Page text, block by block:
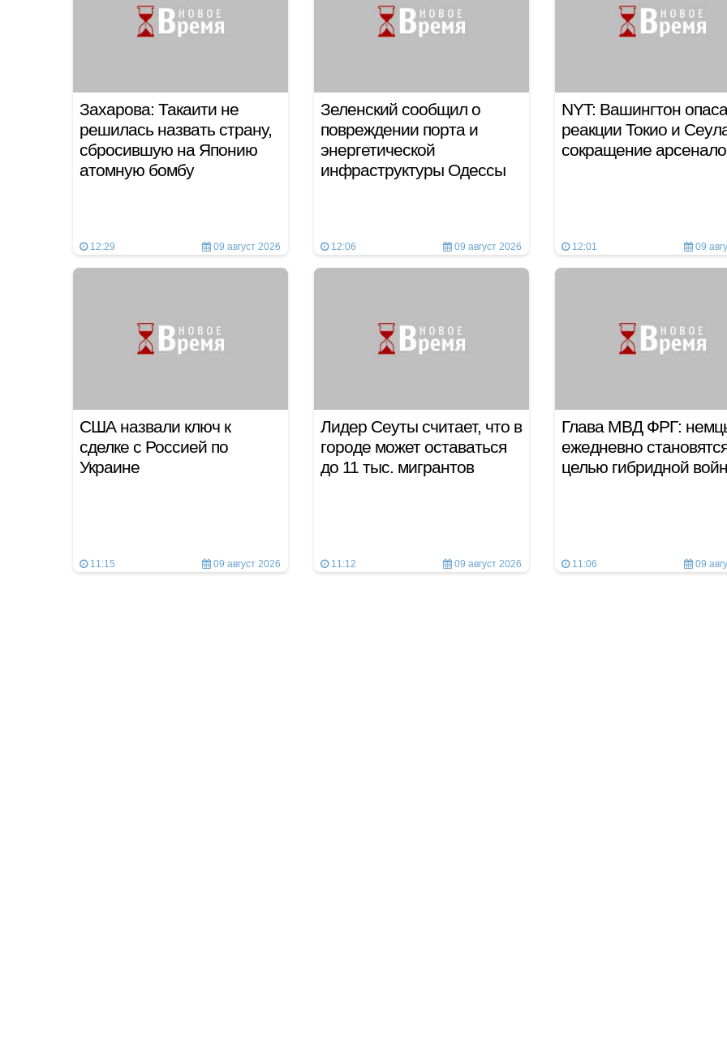
Захарова: Такаити не
решилась назвать страну,
сбросившую на Японию
атомную бомбу
12:29 09 август 2026
Зеленский сообщил о
повреждении порта и
энергетической
инфраструктуры Одессы
12:06 09 август 2026
NYT: Вашингтон
реакции Токио и
сокращение
12:01 09
США назвали ключ к
сделке с Россией по
Украине
11:15 09 август 2026
Лидер Сеуты считает, что в
городе может оставаться
до 11 тыс. мигрантов
11:12 09 август 2026
Глава МВД ФРГ:
ежедневно
целью гибридной
11:06 09